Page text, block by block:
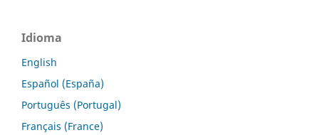
Idioma
English
Español (España)
Português (Portugal)
Français (France)